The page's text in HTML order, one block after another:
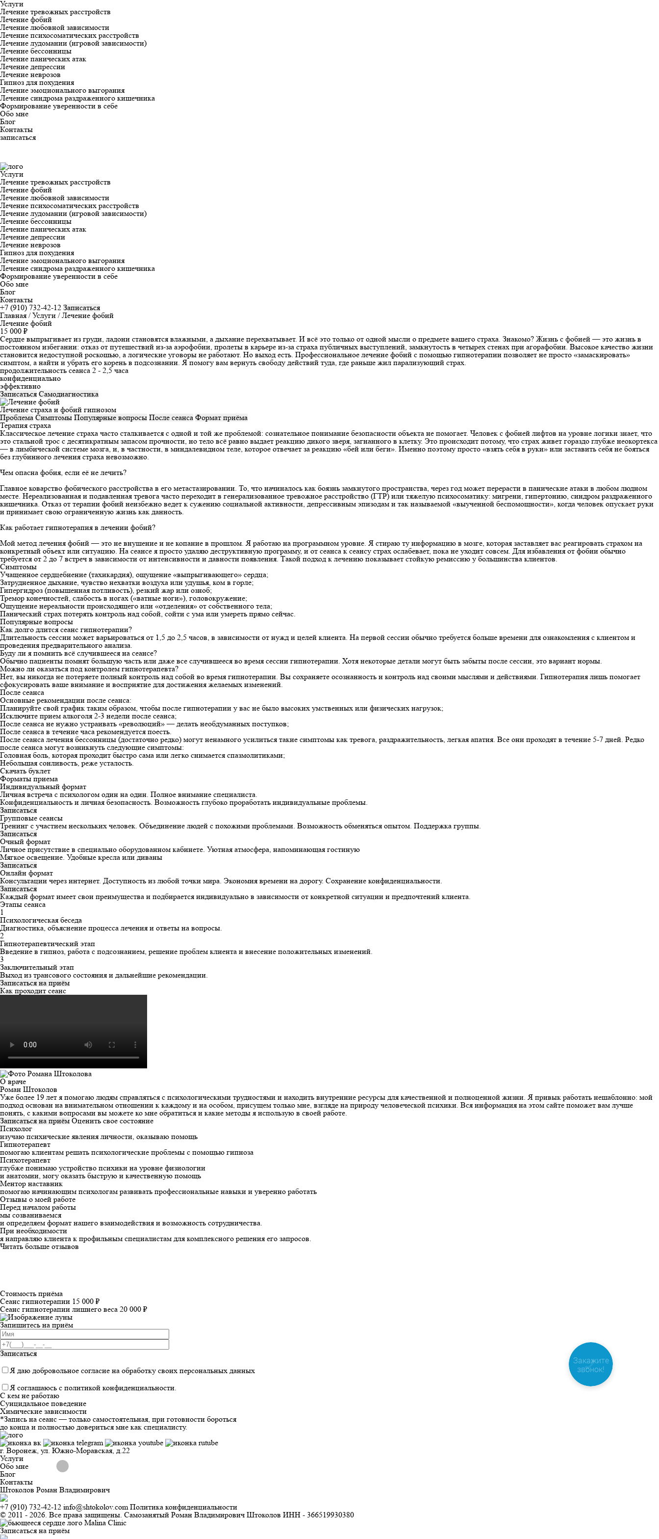
Услуги
Лечение тревожных расстройств
Лечение фобий
Лечение любовной зависимости
Лечение психосоматических расстройств
Лечение лудомании (игровой зависимости)
Лечение бессонницы
Лечение панических атак
Лечение депрессии
Лечение неврозов
Гипноз для похудения
Лечение эмоционального выгорания
Лечение синдрома раздраженного кишечника
Формирование уверенности в себе
Обо мне
Блог
Контакты
записаться
Услуги
Лечение тревожных расстройств
Лечение фобий
Лечение любовной зависимости
Лечение психосоматических расстройств
Лечение лудомании (игровой зависимости)
Лечение бессонницы
Лечение панических атак
Лечение депрессии
Лечение неврозов
Гипноз для похудения
Лечение эмоционального выгорания
Лечение синдрома раздраженного кишечника
Формирование уверенности в себе
Обо мне
Блог
Контакты
+7 (910) 732-42-12 Записаться
Главная / Услуги / Лечение фобий
Лечение фобий
15 000 ₽
Сердце выпрыгивает из груди, ладони становятся влажными, а дыхание перехватывает. И всё это только от одной мысли о предмете вашего страха. Знакомо? Жизнь с фобией — это жизнь в
постоянном избегании: отказ от путешествий из-за аэрофобии, пролеты в карьере из-за страха публичных выступлений, замкнутость в четырех стенах при агорафобии. Высокое качество жизни
становится недоступной роскошью, а логические уговоры не работают. Но выход есть. Профессиональное лечение фобий с помощью гипнотерапии позволяет не просто «замаскировать»
симптом, а найти и убрать его корень в подсознании. Я помогу вам вернуть свободу действий туда, где раньше жил парализующий страх.
продолжительность сеанса 2 - 2,5 часа
конфиденциально
эффективно
Записаться Самодиагностика
Лечение страха и фобий гипнозом
Проблема Симптомы Популярные вопросы После сеанса Формат приёма
Терапия страха
Классическое лечение страха часто сталкивается с одной и той же проблемой: сознательное понимание безопасности объекта не помогает. Человек с фобией лифтов на уровне логики знает, что
это стальной трос с десятикратным запасом прочности, но тело всё равно выдает реакцию дикого зверя, загнанного в клетку. Это происходит потому, что страх живет гораздо глубже неокортекса
— в лимбической системе мозга, и, в частности, в миндалевидном теле, которое отвечает за реакцию «бей или беги». Именно поэтому просто «взять себя в руки» или заставить себя не бояться
без глубинного лечения страха невозможно.
Чем опасна фобия, если её не лечить?
Главное коварство фобического расстройства в его метастазировании. То, что начиналось как боязнь замкнутого пространства, через год может перерасти в панические атаки в любом людном
месте. Нереализованная и подавленная тревога часто переходит в генерализованное тревожное расстройство (ГТР) или тяжелую психосоматику: мигрени, гипертонию, синдром раздраженного
кишечника. Отказ от терапии фобий неизбежно ведет к сужению социальной активности, депрессивным эпизодам и так называемой «выученной беспомощности», когда человек опускает руки
и принимает свою ограниченную жизнь как данность.
Как работает гипнотерапия в лечении фобий?
Мой метод лечения фобий — это не внушение и не копание в прошлом. Я работаю на программном уровне. Я стираю ту информацию в мозге, которая заставляет вас реагировать страхом на
конкретный объект или ситуацию. На сеансе я просто удаляю деструктивную программу, и от сеанса к сеансу страх ослабевает, пока не уходит совсем. Для избавления от фобии обычно
требуется от 2 до 7 встреч в зависимости от интенсивности и давности появления. Такой подход к лечению показывает стойкую ремиссию у большинства клиентов.
Симптомы
Учащенное сердцебиение (тахикардия), ощущение «выпрыгивающего» сердца;
Затрудненное дыхание, чувство нехватки воздуха или удушья, ком в горле;
Гипергидроз (повышенная потливость), резкий жар или озноб;
Тремор конечностей, слабость в ногах («ватные ноги»), головокружение;
Ощущение нереальности происходящего или «отделения» от собственного тела;
Панический страх потерять контроль над собой, сойти с ума или умереть прямо сейчас.
Популярные вопросы
Как долго длится сеанс гипнотерапии?
Длительность сессии может варьироваться от 1,5 до 2,5 часов, в зависимости от нужд и целей клиента. На первой сессии обычно требуется больше времени для ознакомления с клиентом и
проведения предварительного анализа.
Буду ли я помнить всё случившееся на сеансе?
Обычно пациенты помнят большую часть или даже все случившееся во время сессии гипнотерапии. Хотя некоторые детали могут быть забыты после сессии, это вариант нормы.
Можно ли оказаться под контролем гипнотерапевта?
Нет, вы никогда не потеряете полный контроль над собой во время гипнотерапии. Вы сохраняете осознанность и контроль над своими мыслями и действиями. Гипнотерапия лишь помогает
сфокусировать ваше внимание и восприятие для достижения желаемых изменений.
После сеанса
Основные рекомендации после сеанса:
Планируйте свой график таким образом, чтобы после гипнотерапии у вас не было высоких умственных или физических нагрузок;
Исключите прием алкоголя 2-3 недели после сеанса;
После сеанса не нужно устраивать «революций» — делать необдуманных поступков;
После сеанса в течение часа рекомендуется поесть.
После сеанса лечения бессонницы (достаточно редко) могут ненамного усилиться такие симптомы как тревога, раздражительность, легкая апатия. Все они проходят в течение 5-7 дней. Редко
после сеанса могут возникнуть следующие симптомы:
Головная боль, которая проходит быстро сама или легко снимается спазмолитиками;
Небольшая сонливость, реже усталость.
Скачать буклет
Форматы приема
Индивидуальный формат
Личная встреча с психологом один на один. Полное внимание специалиста.
Конфиденциальность и личная безопасность. Возможность глубоко проработать индивидуальные проблемы.
Записаться
Групповые сеансы
Тренинг с участием нескольких человек. Объединение людей с похожими проблемами. Возможность обменяться опытом. Поддержка группы.
Записаться
Очный формат
Личное присутствие в специально оборудованном кабинете. Уютная атмосфера, напоминающая гостиную
Мягкое освещение. Удобные кресла или диваны
Записаться
Онлайн формат
Консультации через интернет. Доступность из любой точки мира. Экономия времени на дорогу. Сохранение конфиденциальности.
Записаться
Каждый формат имеет свои преимущества и подбирается индивидуально в зависимости от конкретной ситуации и предпочтений клиента.
Этапы сеанса
1
Психологическая беседа
Диагностика, объяснение процесса лечения и ответы на вопросы.
2
Гипнотерапевтический этап
Введение в гипноз, работа с подсознанием, решение проблем клиента и внесение положительных изменений.
3
Заключительный этап
Выход из трансового состояния и дальнейшие рекомендации.
Записаться на приём
Как проходит сеанс
О враче
Роман Штоколов
Уже более 19 лет я помогаю людям справляться с психологическими трудностями и находить внутренние ресурсы для качественной и полноценной жизни. Я привык работать нешаблонно: мой
подход основан на внимательном отношении к каждому и на особом, присущем только мне, взгляде на природу человеческой психики. Вся информация на этом сайте поможет вам лучше
понять, с какими вопросами вы можете ко мне обратиться и какие методы я использую в своей работе.
Записаться на приём Оценить свое состояние
Психолог
изучаю психические явления личности, оказываю помощь
Гипнотерапевт
помогаю клиентам решать психологические проблемы с помощью гипноза
Психотерапевт
глубже понимаю устройство психики на уровне физиологии
и анатомии, могу оказать быструю и качественную помощь
Ментор наставник
помогаю начинающим психологам развивать профессиональные навыки и уверенно работать
Отзывы о моей работе
Перед началом работы
мы созваниваемся
и определяем формат нашего взаимодействия и возможность сотрудничества.
При необходимости
я направляю клиента к профильным специалистам для комплексного решения его запросов.
Читать больше отзывов
Стоимость приёма
Сеанс гипнотерапии 15 000 ₽
Сеанс гипнотерапии лишнего веса 20 000 ₽
Запишитесь на приём
Записаться
Я даю добровольное согласие на обработку своих персональных данных
Я соглашаюсь с политикой конфиденциальности.
С кем не работаю
Суицидальное поведение
Химические зависимости
*Запись на сеанс — только самостоятельная, при готовности бороться
до конца и полностью довериться мне как специалисту.
г. Воронеж, ул. Южно-Моравская, д.22
Услуги
Обо мне
Блог
Контакты
Штоколов Роман Владимирович
+7 (910) 732-42-12 info@shtokolov.com Политика конфиденциальности
© 2011 - 2026. Все права защищены. Самозанятый Роман Владимирович Штоколов ИНН - 366519930380
Записаться на приём
Закажите
звонок!